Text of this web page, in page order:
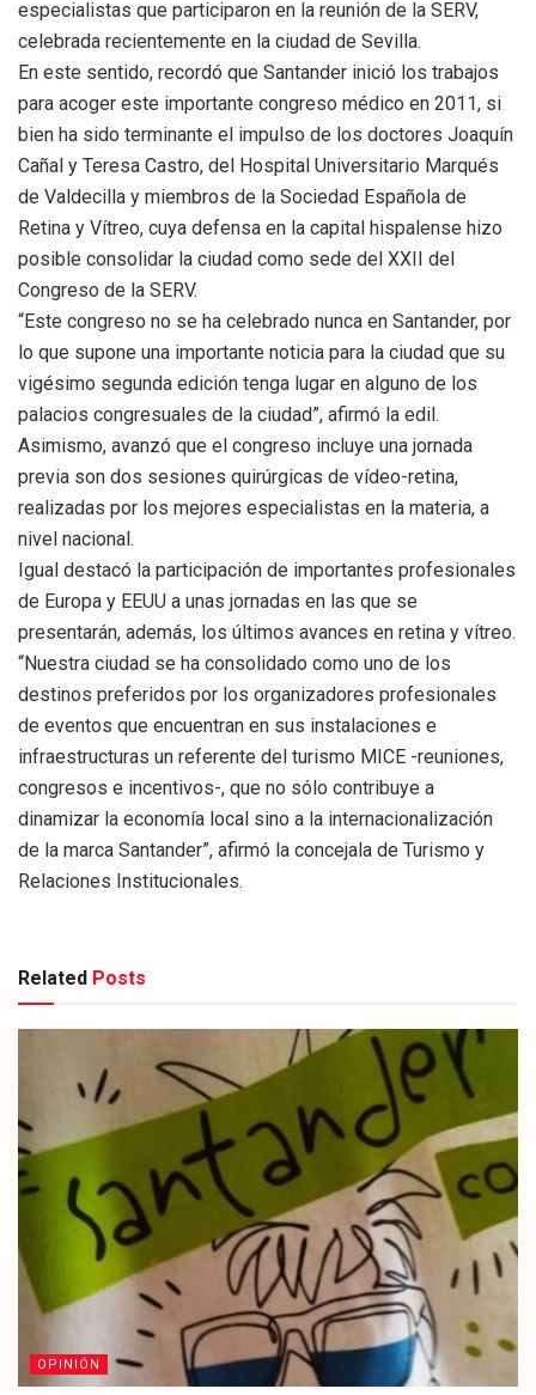
especialistas que participaron en la reunión de la SERV,
celebrada recientemente en la ciudad de Sevilla.
En este sentido, recordó que Santander inició los trabajos
para acoger este importante congreso médico en 2011, si
bien ha sido terminante el impulso de los doctores Joaquín
Cañal y Teresa Castro, del Hospital Universitario Marqués
de Valdecilla y miembros de la Sociedad Española de
Retina y Vítreo, cuya defensa en la capital hispalense hizo
posible consolidar la ciudad como sede del XXII del
Congreso de la SERV.
“Este congreso no se ha celebrado nunca en Santander, por
lo que supone una importante noticia para la ciudad que su
vigésimo segunda edición tenga lugar en alguno de los
palacios congresuales de la ciudad”, afirmó la edil.
Asimismo, avanzó que el congreso incluye una jornada
previa son dos sesiones quirúrgicas de vídeo-retina,
realizadas por los mejores especialistas en la materia, a
nivel nacional.
Igual destacó la participación de importantes profesionales
de Europa y EEUU a unas jornadas en las que se
presentarán, además, los últimos avances en retina y vítreo.
“Nuestra ciudad se ha consolidado como uno de los
destinos preferidos por los organizadores profesionales
de eventos que encuentran en sus instalaciones e
infraestructuras un referente del turismo MICE -reuniones,
congresos e incentivos-, que no sólo contribuye a
dinamizar la economía local sino a la internacionalización
de la marca Santander”, afirmó la concejala de Turismo y
Relaciones Institucionales.
Related Posts
OPINIÓN